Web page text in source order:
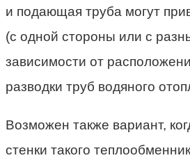
и подающая труба могут
(с одной стороны или с
зависимости от
разводки труб водяного
Возможен также вариант,
стенки такого